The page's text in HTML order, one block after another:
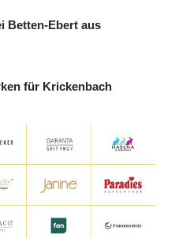
Betten-Ebert aus
für Krickenbach